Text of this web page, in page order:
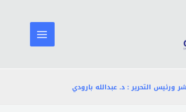
ورئيس التحرير : د. عبدالله بارودي